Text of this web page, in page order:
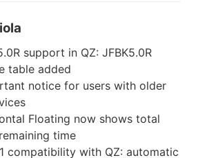
support in QZ: JFBK5.0R
table added
notice for users with older
Floating now shows total
time
compatibility with QZ: automatic